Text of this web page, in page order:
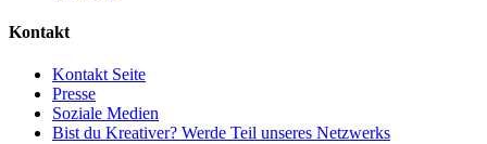
Kontakt
Kontakt Seite
Presse
Soziale Medien
Bist du Kreativer? Werde Teil unseres Netzwerks